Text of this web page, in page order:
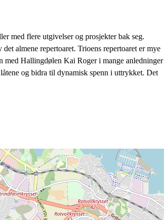
med flere utgivelser og prosjekter bak seg.
almene repertoaret. Trioens repertoaret er mye
med Hallingdølen Kai Roger i mange anledninger
og bidra til dynamisk spenn i uttrykket. Det